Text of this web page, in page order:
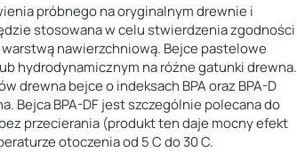
próbnego na oryginalnym drewnie i
stosowana w celu stwierdzenia zgodności
nawierzchniową. Bejce pastelowe
hydrodynamicznym na różne gatunki drewna.
drewna bejce o indeksach BPA oraz BPA-D
Bejca BPA-DF jest szczególnie polecana do
przecierania (produkt ten daje mocny efekt
otoczenia od 5 C do 30 C.